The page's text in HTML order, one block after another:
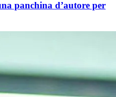
panchina d’autore per